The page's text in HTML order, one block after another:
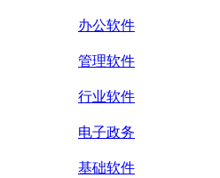
办公软件
管理软件
行业软件
电子政务
基础软件